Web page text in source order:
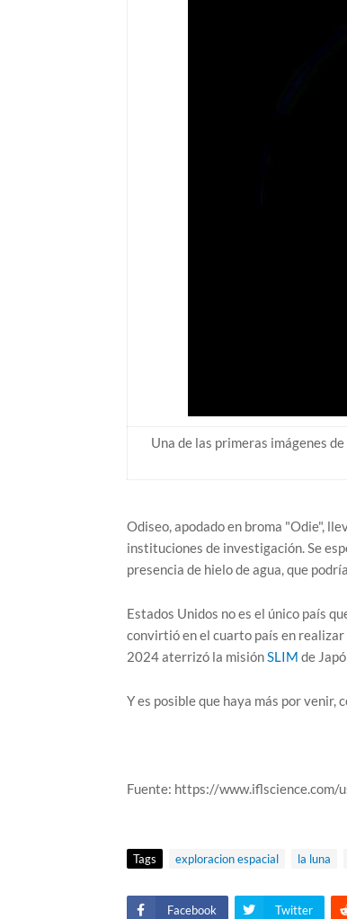
Una de las primeras imágenes
Odiseo, apodado en broma "Odie",
instituciones de investigación. Se
presencia de hielo de agua, que
Estados Unidos no es el único país
convirtió en el cuarto país en
2024 aterrizó la misiónSLIM de
Y es posible que haya más por venir,
Fuente: https://
Tags exploracion espacial la luna
Facebook Twitter